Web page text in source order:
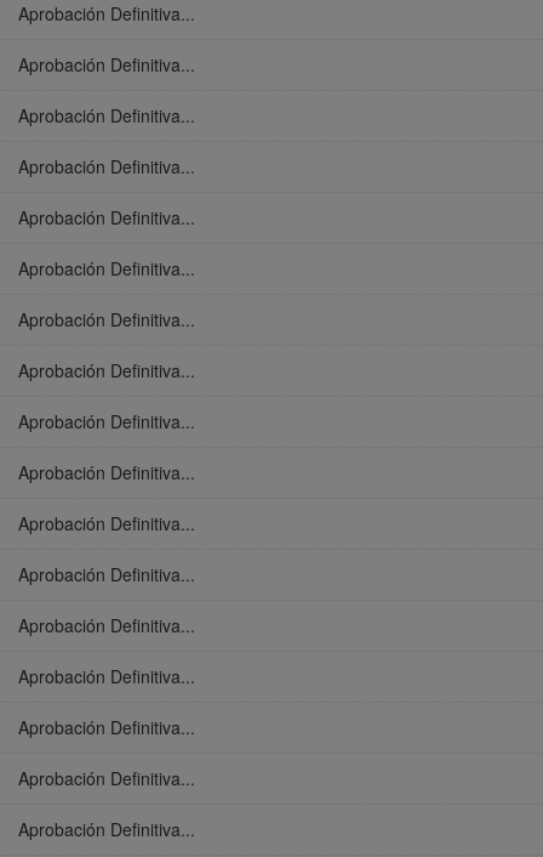
Aprobación Definitiva...
Aprobación Definitiva...
Aprobación Definitiva...
Aprobación Definitiva...
Aprobación Definitiva...
Aprobación Definitiva...
Aprobación Definitiva...
Aprobación Definitiva...
Aprobación Definitiva...
Aprobación Definitiva...
Aprobación Definitiva...
Aprobación Definitiva...
Aprobación Definitiva...
Aprobación Definitiva...
Aprobación Definitiva...
Aprobación Definitiva...
Aprobación Definitiva...